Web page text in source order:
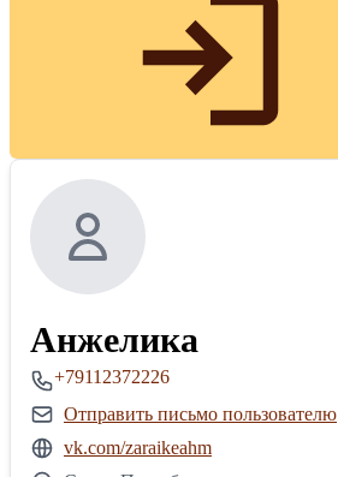
Анжелика
+79112372226
Отправить письмо пользователю
vk.com/zaraikeahm